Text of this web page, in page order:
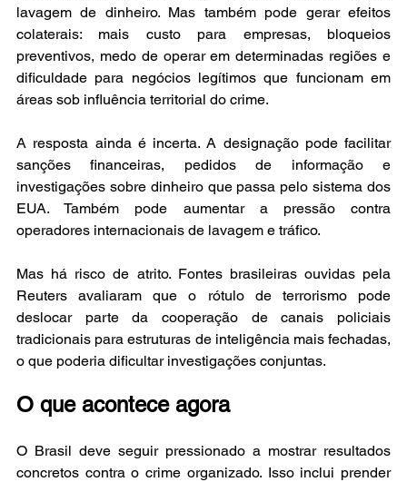
lavagem de dinheiro. Mas também pode gerar efeitos
colaterais: mais custo para empresas, bloqueios
preventivos, medo de operar em determinadas regiões e
dificuldade para negócios legítimos que funcionam em
áreas sob influência territorial do crime.
A resposta ainda é incerta. A designação pode facilitar
sanções financeiras, pedidos de informação e
investigações sobre dinheiro que passa pelo sistema dos
EUA. Também pode aumentar a pressão contra
operadores internacionais de lavagem e tráfico.
Mas há risco de atrito. Fontes brasileiras ouvidas pela
Reuters avaliaram que o rótulo de terrorismo pode
deslocar parte da cooperação de canais policiais
tradicionais para estruturas de inteligência mais fechadas,
o que poderia dificultar investigações conjuntas.
O que acontece agora
O Brasil deve seguir pressionado a mostrar resultados
concretos contra o crime organizado. Isso inclui prender